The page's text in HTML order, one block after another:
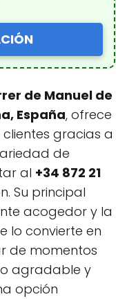
de Manuel de
España, ofrece
gracias a
de
al +34 872 21
Su principal
acogedor y la
lo convierte en
de momentos
agradable y
opción